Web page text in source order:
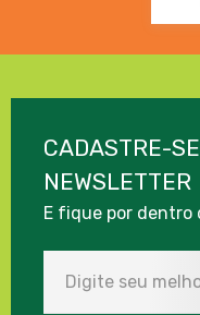
CADASTRE-
NEWSLETTER
E fique por dentro